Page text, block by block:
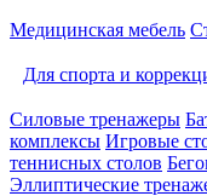
Медицинская мебель
Для спорта и
Силовые тренажеры
комплексы Игровые
теннисных столов
Эллиптические